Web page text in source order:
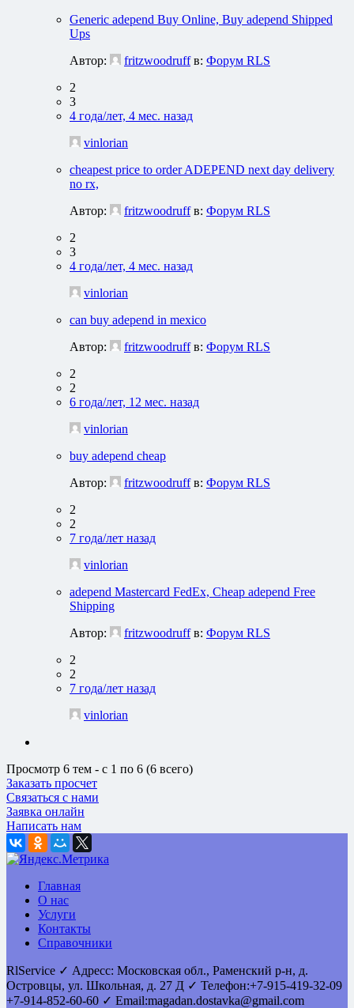
Generic adepend Buy Online, Buy adepend Shipped
Ups
Автор:
fritzwoodruff в: Форум RLS
2
3
4 года/лет, 4 мес. назад
vinlorian
cheapest price to order ADEPEND next day delivery
no rx,
Автор:
fritzwoodruff в: Форум RLS
2
3
4 года/лет, 4 мес. назад
vinlorian
can buy adepend in mexico
Автор:
fritzwoodruff в: Форум RLS
2
2
6 года/лет, 12 мес. назад
vinlorian
buy adepend cheap
Автор:
fritzwoodruff в: Форум RLS
2
2
7 года/лет назад
vinlorian
adepend Mastercard FedEx, Cheap adepend Free
Shipping
Автор:
fritzwoodruff в: Форум RLS
2
2
7 года/лет назад
vinlorian
Просмотр 6 тем - с 1 по 6 (6 всего)
Заказать просчет
Связаться с нами
Заявка онлайн
Написать нам
Главная
О нас
Услуги
Контакты
Справочники
RlService ✓ Адресс: Московская обл., Раменский р-н, д.
Островцы, ул. Школьная, д. 27 Д ✓ Телефон:+7-915-419-32-09
+7-914-852-60-60 ✓ Email:magadan.dostavka@gmail.com